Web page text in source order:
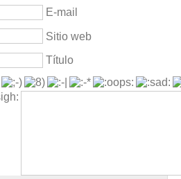
E-mail
Sitio web
Título